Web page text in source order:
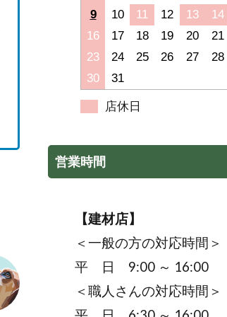
9 10 11 12 13 14
16
17 18 19 20 21
23
24 25 26 27 28
30
31
店休日
営業時間
【建材店】
＜一般の方の対応時間＞
平 日 9:00 ～ 16:00
＜職人さんの対応時間＞